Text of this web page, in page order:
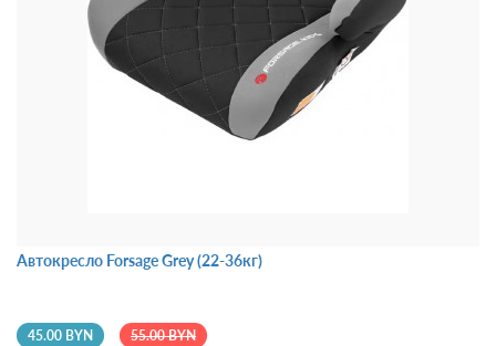
Автокресло Forsage Grey (22-36кг)
45.00 BYN 55.00 BYN